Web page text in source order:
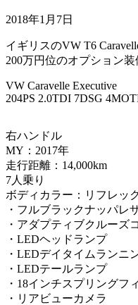
2018年1月7日
イギリスのVW T6
200万円位のオプション装
VW Caravelle Executive
204PS 2.0TDI 7DSG
右ハンドル
MY：2017年
走行距離：14,000km
7人乗り
ボディカラー：リフレッ
・フルブラックナッパレ
・アダプティブクルーズ
・LEDヘッドランプ
・LEDデイタイムランニ
・LEDテールランプ
・18インチスプリングフ
・リアビューカメラ